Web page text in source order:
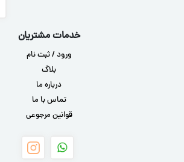
خدمات مشتریان
ورود / ثبت نام
بلاگ
درباره ما
تماس با ما
قوانین مرجوعی